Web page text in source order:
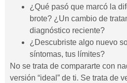
¿Qué pasó que marcó la
brote? ¿Un cambio de
diagnóstico reciente?
¿Descubriste algo nuevo
síntomas, tus límites?
No se trata de compararte con
versión “ideal” de ti. Se trata de